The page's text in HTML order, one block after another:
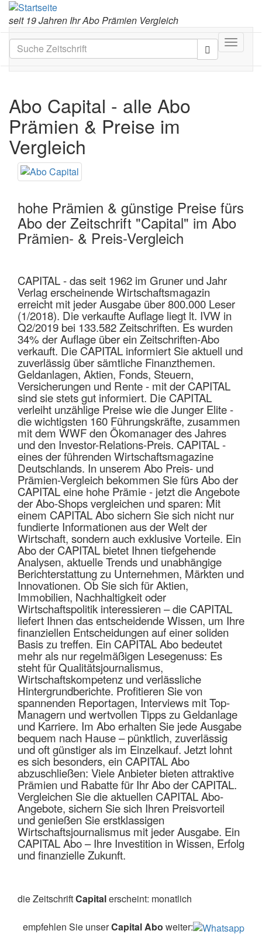
seit 19 Jahren Ihr Abo Prämien Vergleich
Toggle
Abo Capital - alle Abo
Prämien & Preise im
Vergleich
hohe Prämien & günstige Preise fürs
Abo der Zeitschrift "Capital" im Abo
Prämien- & Preis-Vergleich
CAPITAL - das seit 1962 im Gruner und Jahr
Verlag erscheinende Wirtschaftsmagazin
erreicht mit jeder Ausgabe über 800.000 Leser
(1/2018). Die verkaufte Auflage liegt lt. IVW in
Q2/2019 bei 133.582 Zeitschriften. Es wurden
34% der Auflage über ein Zeitschriften-Abo
verkauft. Die CAPITAL informiert Sie aktuell und
zuverlässig über sämtliche Finanzthemen.
Geldanlagen, Aktien, Fonds, Steuern,
Versicherungen und Rente - mit der CAPITAL
sind sie stets gut informiert. Die CAPITAL
verleiht unzählige Preise wie die Junger Elite -
die wichtigsten 160 Führungskräfte, zusammen
mit dem WWF den Ökomanager des Jahres
und den Investor-Relations-Preis. CAPITAL -
eines der führenden Wirtschaftsmagazine
Deutschlands. In unserem Abo Preis- und
Prämien-Vergleich bekommen Sie fürs Abo der
CAPITAL eine hohe Prämie - jetzt die Angebote
der Abo-Shops vergleichen und sparen: Mit
einem CAPITAL Abo sichern Sie sich nicht nur
fundierte Informationen aus der Welt der
Wirtschaft, sondern auch exklusive Vorteile. Ein
Abo der CAPITAL bietet Ihnen tiefgehende
Analysen, aktuelle Trends und unabhängige
Berichterstattung zu Unternehmen, Märkten und
Innovationen. Ob Sie sich für Aktien,
Immobilien, Nachhaltigkeit oder
Wirtschaftspolitik interessieren – die CAPITAL
liefert Ihnen das entscheidende Wissen, um Ihre
finanziellen Entscheidungen auf einer soliden
Basis zu treffen. Ein CAPITAL Abo bedeutet
mehr als nur regelmäßigen Lesegenuss: Es
steht für Qualitätsjournalismus,
Wirtschaftskompetenz und verlässliche
Hintergrundberichte. Profitieren Sie von
spannenden Reportagen, Interviews mit Top-
Managern und wertvollen Tipps zu Geldanlage
und Karriere. Im Abo erhalten Sie jede Ausgabe
bequem nach Hause – pünktlich, zuverlässig
und oft günstiger als im Einzelkauf. Jetzt lohnt
es sich besonders, ein CAPITAL Abo
abzuschließen: Viele Anbieter bieten attraktive
Prämien und Rabatte für Ihr Abo der CAPITAL.
Vergleichen Sie die aktuellen CAPITAL Abo-
Angebote, sichern Sie sich Ihren Preisvorteil
und genießen Sie erstklassigen
Wirtschaftsjournalismus mit jeder Ausgabe. Ein
CAPITAL Abo – Ihre Investition in Wissen, Erfolg
und finanzielle Zukunft.
die ZeitschriftCapitalerscheint: monatlich
empfehlen Sie unserCapital Abo weiter: